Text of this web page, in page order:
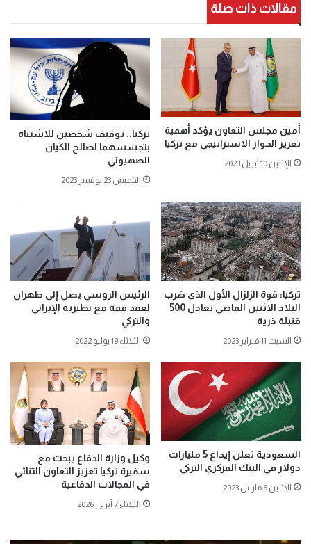
مقالات ذات صلة
أمين مجلس التعاون يؤكد أهمية
تعزيز الحوار الاستراتيجي مع تركيا
الإثنين 10 أبريل 2023
تركيا.. توقيف شخصين للاشتباه
بتجسسهما لصالح الكيان
الصهيوني
الخميس 23 نوفمبر 2023
تركيا: قوة الزلزال الأول الذي ضرب
البلاد الاثنين الماضي تعادل 500
قنبلة ذرية
السبت 11 فبراير 2023
الرئيس الروسي يصل إلى طهران
لعقد قمة مع نظيريه الإيراني
والتركي
الثلاثاء 19 يوليو 2022
السعودية تعلن إيداع 5 مليارات
دولار في البنك المركزي التركي
الإثنين 6 مارس 2023
وكيل وزارة الدفاع يبحث مع
سفيرة تركيا تعزيز التعاون الثنائي
في المجالات الدفاعية
الثلاثاء 7 أبريل 2026